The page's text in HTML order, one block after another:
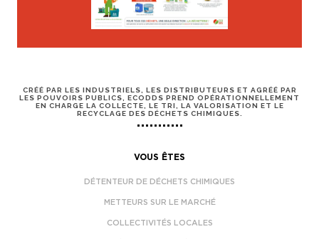
CRÉÉ PAR LES INDUSTRIELS, LES DISTRIBUTEURS ET AGRÉÉ PAR
LES POUVOIRS PUBLICS, ECODDS PREND OPÉRATIONNELLEMENT
EN CHARGE LA COLLECTE, LE TRI, LA VALORISATION ET LE
RECYCLAGE DES DÉCHETS CHIMIQUES.
VOUS ÊTES
DÉTENTEUR DE DÉCHETS CHIMIQUES
METTEURS SUR LE MARCHÉ
COLLECTIVITÉS LOCALES